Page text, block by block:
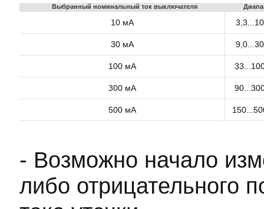
Выбранный номинальный ток выключателя
10 мА
30 мА
100 мА
300 мА
500 мА
- Возможно начало
либо отрицательного